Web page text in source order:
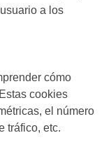
a los
cómo
cookies
el número
tráfico, etc.